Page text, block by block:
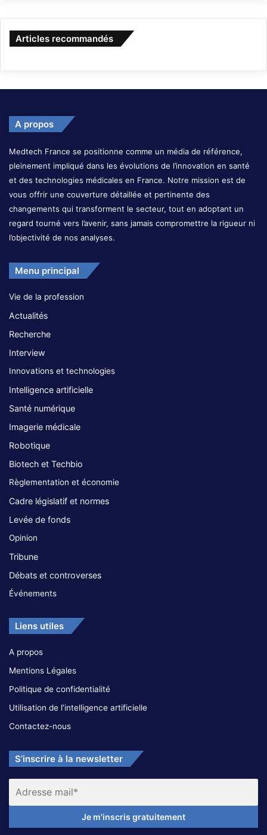
Articles recommandés
A propos
Medtech France se positionne comme un média de référence,
pleinement impliqué dans les évolutions de l’innovation en santé
et des technologies médicales en France. Notre mission est de
vous offrir une couverture détaillée et pertinente des
changements qui transforment le secteur, tout en adoptant un
regard tourné vers l’avenir, sans jamais compromettre la rigueur ni
l’objectivité de nos analyses.
Menu principal
Vie de la profession
Actualités
Recherche
Interview
Innovations et technologies
Intelligence artificielle
Santé numérique
Imagerie médicale
Robotique
Biotech et Techbio
Règlementation et économie
Cadre législatif et normes
Levée de fonds
Opinion
Tribune
Débats et controverses
Événements
Liens utiles
A propos
Mentions Légales
Politique de confidentialité
Utilisation de l’intelligence artificielle
Contactez-nous
S’inscrire à la newsletter